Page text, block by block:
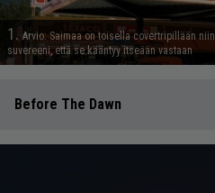
1. Arvio: Saimaa on toisella covertripillään niin
suvereeni, että se kääntyy itseään vastaan
Before The Dawn